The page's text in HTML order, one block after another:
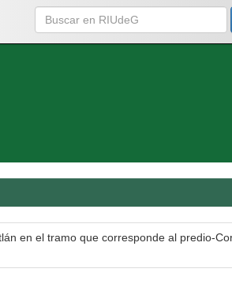
en el tramo que corresponde al predio-